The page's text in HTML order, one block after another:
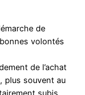
de
volontés
de l’achat
plus souvent au
subis